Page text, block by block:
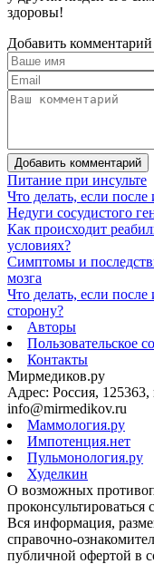
здоровы!
Добавить комментарий
Добавить комментарий
Питание при инсульте
Что делать, если после
Недуги сосудистого
Как происходит
условиях?
Симптомы и
мозга
Что делать, если
сторону?
Авторы
Пользовательское
Контакты
Мирмедиков.ру
Адрес: Россия,
info@mirmedikov.ru
Маммология.ру
Импотенция.нет
Пульмонология.ру
Худелкин
О возможных
проконсультироваться
Вся информация,
справочно-
публичной офертой в